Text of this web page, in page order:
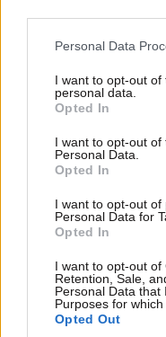
Please note that this
not limited to your visit
grant or deny consent
use your data for
consent section.
Personal Data
I want to opt-out
personal data.
Opted In
I want to opt-out of
Personal Data.
Opted In
I want to opt-out of
Personal Data for
Opted In
I want to opt-out of
Retention, Sale,
Personal Data that
Purposes for which
Opted Out
Xαρακτήρες: 0/1000
TRENDING